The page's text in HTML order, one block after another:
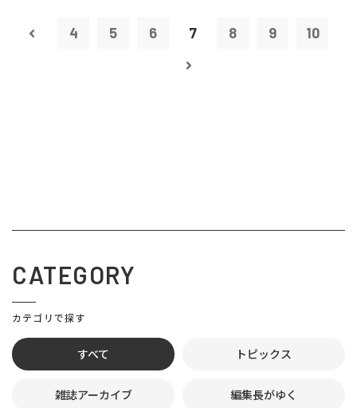
4 5 6 7 8 9 10
CATEGORY
カテゴリで探す
すべて トピックス
雑誌アーカイブ 編集長がゆく